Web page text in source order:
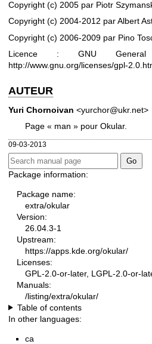
Copyright (c) 2005 par Piotr
Copyright (c) 2004-2012 par Albert
Copyright (c) 2006-2009 par Pino
Licence : GNU
http://www.gnu.org/licenses/gpl-
AUTEUR
Yuri Chornoivan <yurchor@ukr.net>
Page « man » pour Okular.
09-03-2013
Package information:
Package name:
extra/okular
Version:
26.04.3-1
Upstream:
https://apps.kde.org/okular/
Licenses:
GPL-2.0-or-later, LGPL-2.0-or-
Manuals:
/listing/extra/okular/
Table of contents
In other languages:
ca